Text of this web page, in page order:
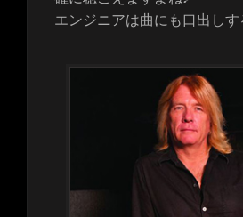
エンジニアは曲にも口出しす